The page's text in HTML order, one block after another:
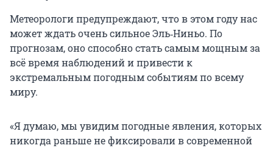
Метеорологи предупреждают, что в этом году нас
может ждать очень сильное Эль‑Ниньо. По
прогнозам, оно способно стать самым мощным за
всё время наблюдений и привести к
экстремальным погодным событиям по всему
миру.
«Я думаю, мы увидим погодные явления, которых
никогда раньше не фиксировали в современной